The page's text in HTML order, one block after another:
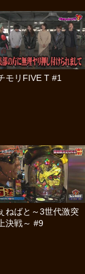
モリFIVE T #1
ねばと～3世代激突
決戦～ #9